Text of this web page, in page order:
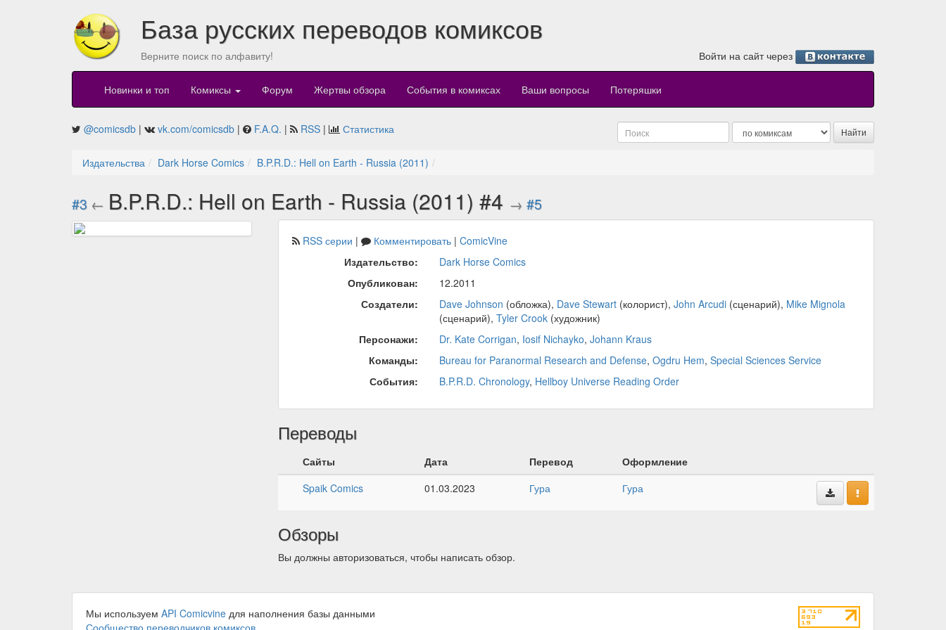
База русских переводов комиксов
Верните поиск по алфавиту! Войти на сайт через
Новинки и топ Комиксы Форум Жертвы обзора События в комиксах Ваши вопросы Потеряшки
@comicsdb | vk.com/comicsdb | F.A.Q. | RSS | Статистика
Издательства Dark Horse Comics B.P.R.D.: Hell on Earth - Russia (2011)
#3 ← B.P.R.D.: Hell on Earth - Russia (2011) #4 → #5
RSS серии | Комментировать| ComicVine
Издательство:
Dark Horse Comics
Опубликован:
12.2011
Создатели:
Dave Johnson (обложка), Dave Stewart(колорист), John Arcudi(сценарий), Mike Mignola
(сценарий), Tyler Crook(художник)
Персонажи:
Dr. Kate Corrigan, Iosif Nichayko, Johann Kraus
Команды:
Bureau for Paranormal Research and Defense, Ogdru Hem, Special Sciences Service
События:
B.P.R.D. Chronology, Hellboy Universe Reading Order
Переводы
Сайты Дата Перевод
Оформление
Spaik Comics
01.03.2023 Гура Гура
Обзоры
Вы должны авторизоваться, чтобы написать обзор.
Мы используем API Comicvine для наполнения базы данными